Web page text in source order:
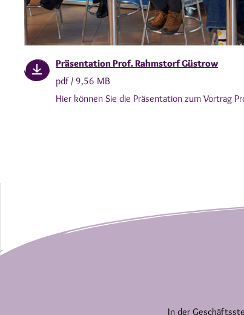
Präsentation Prof. Rahmstorf Güstrow
pdf / 9,56 MB
Hier können Sie die Präsentation zum Vortrag
In der